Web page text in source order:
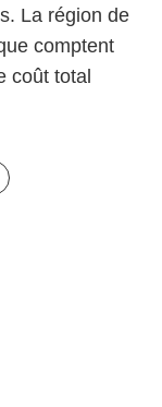
La région de
comptent
coût total